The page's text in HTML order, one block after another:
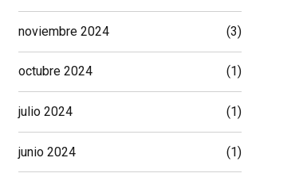
noviembre 2024 (3)
octubre 2024 (1)
julio 2024 (1)
junio 2024 (1)